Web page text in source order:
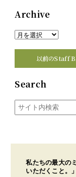
Archive
以前のStaff
Search
私たちの最大の
いただくこと。」